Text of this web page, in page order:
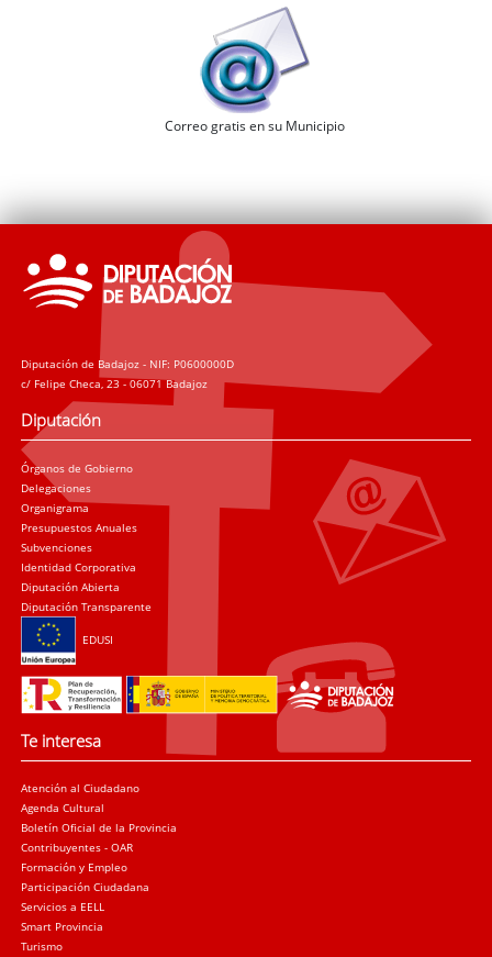
Correo gratis en su Municipio
Diputación de Badajoz - NIF: P0600000D
c/ Felipe Checa, 23 - 06071 Badajoz
Diputación
Órganos de Gobierno
Delegaciones
Organigrama
Presupuestos Anuales
Subvenciones
Identidad Corporativa
Diputación Abierta
Diputación Transparente
EDUSI
Te interesa
Atención al Ciudadano
Agenda Cultural
Boletín Oficial de la Provincia
Contribuyentes - OAR
Formación y Empleo
Participación Ciudadana
Servicios a EELL
Smart Provincia
Turismo